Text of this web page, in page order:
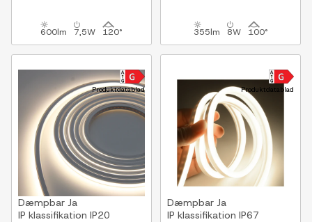
600lm 7,5W 120° 355lm 8W 100°
Produktdatablad
Dæmpbar Ja
IP klassifikation IP20
Produktdatablad
Dæmpbar Ja
IP klassifikation IP67